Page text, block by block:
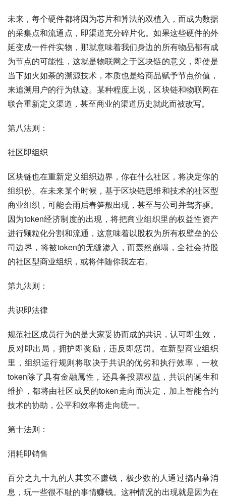
未来，每个硬件都将因为芯片和算法的双植入，而成为数据
的采集点和流通点，即渠道充分碎片化。如果这些硬件的外
延变成一件件实物，那就意味着我们身边的所有物品都有成
为节点的可能性，这就是物联网之于区块链的意义，即使是
当下如火如荼的溯源技术，本质也是给商品赋予节点价值，
来追溯用户的行为轨迹。某种程度上说，区块链和物联网在
联合重新定义渠道，甚至商业的渠道历史就此而被改写。
第八法则：
社区即组织
区块链也在重新定义组织边界，你在什么社区，将决定你的
组织份。在未来某个时候，基于区块链思维和技术的社区型
商业组织，可能会雨后春笋般出现，甚至与公司并驾齐驱。
因为token经济制度的出现，将把商业组织里的权益性资产
进行颗粒化分割和流通，这意味着以股权为所有权壁垒的公
司边界，将被token的无缝渗入，而轰然崩塌，全社会持股
的社区型商业组织，或将伴随你我左右。
第九法则：
共识即法律
规范社区成员行为的是大家妥协而成的共识，认可即生效，
反对即出局，拥护即奖励，违反即惩罚。在新型商业组织
里，组织运行规则将取决于共识的优劣和执行效率，一枚
token除了具有金融属性，还具备投票权益，共识的诞生和
维护，都将由社区成员的token走向而决定，加上智能合约
技术的协助，公平和效率将走向统一。
第十法则：
消耗即销售
百分之九十九的人其实不赚钱，极少数的人通过搞内幕消
息，玩一些很不耻的事情赚钱。这种情况的出现就是因为在